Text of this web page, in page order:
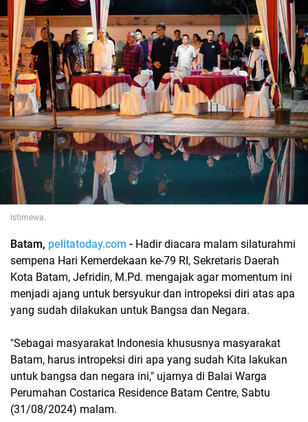
Istimewa.
Batam, pelitatoday.com - Hadir diacara malam silaturahmi
sempena Hari Kemerdekaan ke-79 RI, Sekretaris Daerah
Kota Batam, Jefridin, M.Pd. mengajak agar momentum ini
menjadi ajang untuk bersyukur dan intropeksi diri atas apa
yang sudah dilakukan untuk Bangsa dan Negara.
"Sebagai masyarakat Indonesia khususnya masyarakat
Batam, harus intropeksi diri apa yang sudah Kita lakukan
untuk bangsa dan negara ini," ujarnya di Balai Warga
Perumahan Costarica Residence Batam Centre, Sabtu
(31/08/2024) malam.